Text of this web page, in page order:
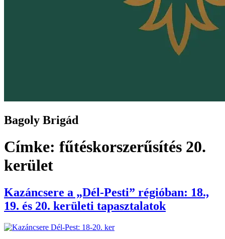
Bagoly Brigád
Címke: fűtéskorszerűsítés 20.
kerület
Kazáncsere a „Dél-Pesti” régióban: 18.,
19. és 20. kerületi tapasztalatok